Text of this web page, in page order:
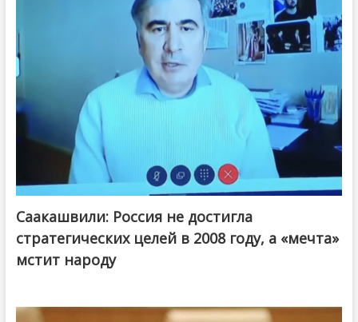
Саакашвили: Россия не достигла
стратегических целей в 2008 году, а «мечта»
мстит народу